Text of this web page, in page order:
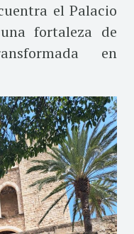
el Palacio
fortaleza de
en